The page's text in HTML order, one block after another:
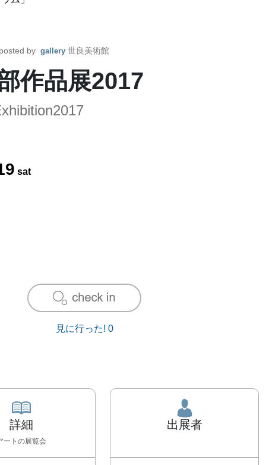
by gallery 世良美術館
作品展2017
sat
見に行った! 0
詳細
ート の展覧会
出展者